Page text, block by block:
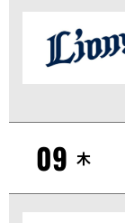
09 木